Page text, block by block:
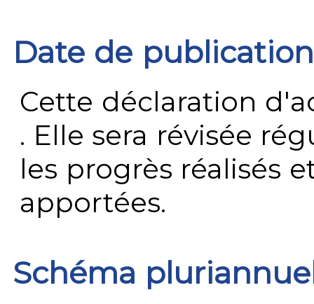
Date de publication
Cette déclaration
. Elle sera révisée
les progrès réalisés
apportées.
Schéma